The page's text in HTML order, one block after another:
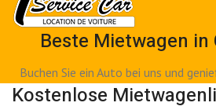
Beste Mietwagen in
Buchen Sie ein Auto bei uns und
Kostenlose